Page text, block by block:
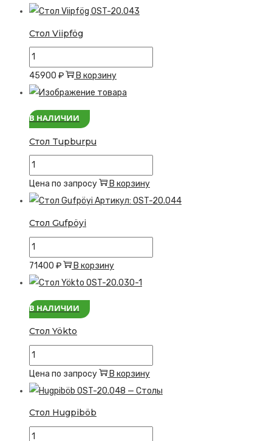
Стол
Стол Viipfög
Количество
товара
Стол
45900 ₽ В корзину
В НАЛИЧИИ
Стол Tupburpu
Количество
товара
Стол
Цена по запросу В корзину
Стол Gufpöyi
Количество
товара
Стол
71400 ₽ В корзину
В НАЛИЧИИ
Стол Yökto
Количество
товара
Стол
Цена по запросу В корзину
Стол Hugpiböb
Количество